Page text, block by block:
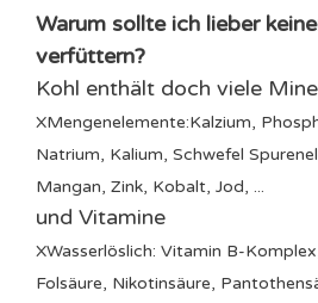
Warum sollte ich lieber
verfüttern?
Kohl enthält doch viele
XMengenelemente:Kalzium,
Natrium, Kalium, Schwefel
Mangan, Zink, Kobalt, Jod, ...
und Vitamine
XWasserlöslich: Vitamin B-
Folsäure, Nikotinsäure,